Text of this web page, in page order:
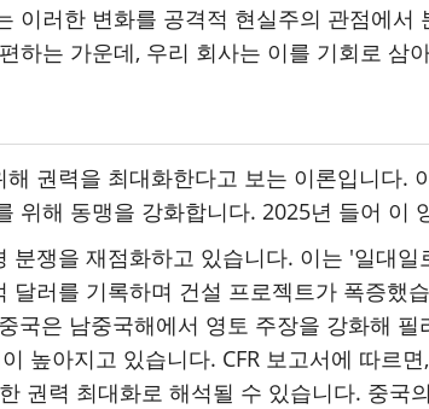
이러한 변화를 공격적 현실주의 관점에
하는 가운데, 우리 회사는 이를 기회로 삼
권력을 최대화한다고 보는 이론입니다.
위해 동맹을 강화합니다. 2025년 들어 이
쟁을 재점화하고 있습니다. 이는 '일대
러를 기록하며 건설 프로젝트가 폭증했
은 남중국해에서 영토 주장을 강화해
높아지고 있습니다. CFR 보고서에 따르
권력 최대화로 해석될 수 있습니다. 중국